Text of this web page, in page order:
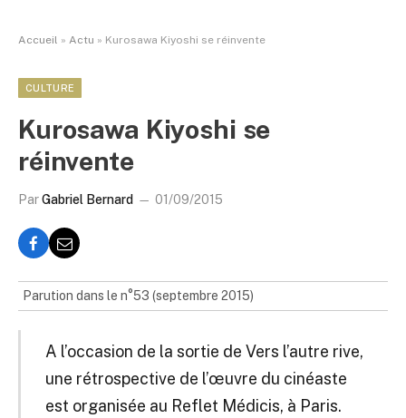
Accueil » Actu » Kurosawa Kiyoshi se réinvente
CULTURE
Kurosawa Kiyoshi se
réinvente
ParGabriel Bernard 01/09/2015
Parution dans le n°53 (septembre 2015)
A l’occasion de la sortie de Vers l’autre rive,
une rétrospective de l’œuvre du cinéaste
est organisée au Reflet Médicis, à Paris.